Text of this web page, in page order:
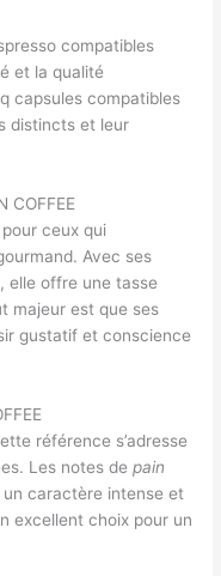
compatibles
et la qualité
capsules compatibles
distincts et leur
COFFEE
ceux qui
Avec ses
, elle offre une tasse
majeur est que ses
gustatif et conscience
référence s’adresse
Les notes depain
caractère intense et
excellent choix pour un